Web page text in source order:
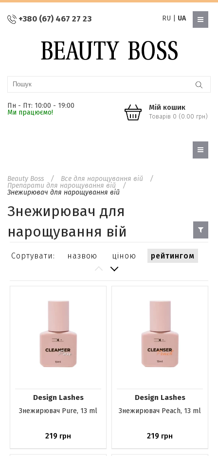
+380 (67) 467 27 23 RU UA
Пн - Пт: 10:00 - 19:00
Ми працюємо!
Мій кошик
Товарів 0 (0.00 грн)
Beauty Boss
Все для нарощування вій
Препарати для нарощування вій
Знежирювач для нарощування вій
Знежирювач для
нарощування вій
Сортувати: назвою ціною рейтингом
Design Lashes
Знежирювач Pure, 13 ml
219 грн
Design Lashes
Знежирювач Peach, 13 ml
219 грн